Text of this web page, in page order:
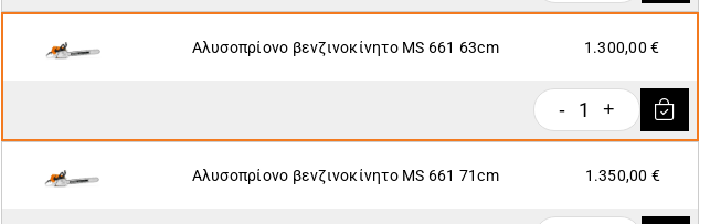
Αλυσοπρίονο βενζινοκίνητο MS 661 63cm 1.300,00 €
- 1 +
Αλυσοπρίονο βενζινοκίνητο MS 661 71cm 1.350,00 €